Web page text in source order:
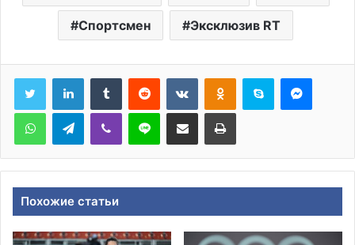
Спортсмен Эксклюзив RT
Tumblr Reddit ВконтактеОдноклассники
Skype
WhatsAppTelegramViber Line Поделиться через электронную почту Печатать
Похожие статьи